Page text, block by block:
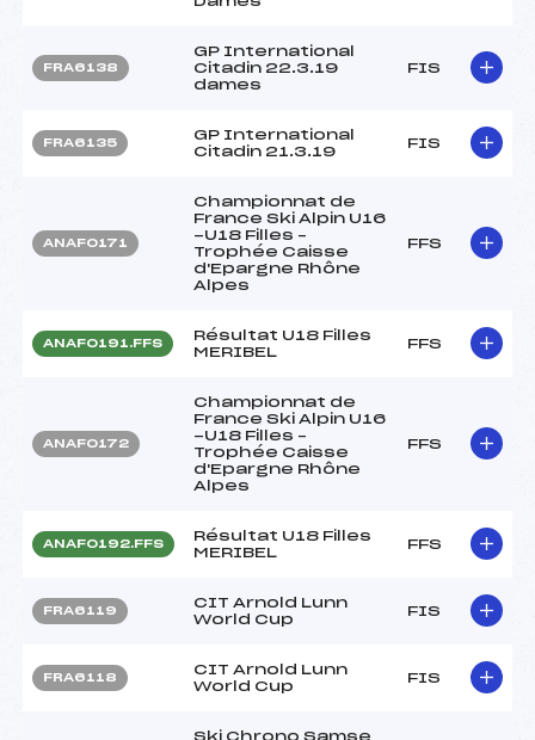
FRA6138
GP International
Citadin 22.3.19
dames
FIS
FRA6135
GP International
Citadin 21.3.19
FIS
ANAF0171
Championnat de
France Ski Alpin U16
-U18 Filles –
Trophée Caisse
d'Epargne Rhône
Alpes
FFS
ANAF0191.FFS
Résultat U18 Filles
MERIBEL
FFS
ANAF0172
Championnat de
France Ski Alpin U16
-U18 Filles –
Trophée Caisse
d'Epargne Rhône
Alpes
FFS
ANAF0192.FFS
Résultat U18 Filles
MERIBEL
FFS
FRA6119
CIT Arnold Lunn
World Cup
FIS
FRA6118
CIT Arnold Lunn
World Cup
FIS
Ski Chrono Samse